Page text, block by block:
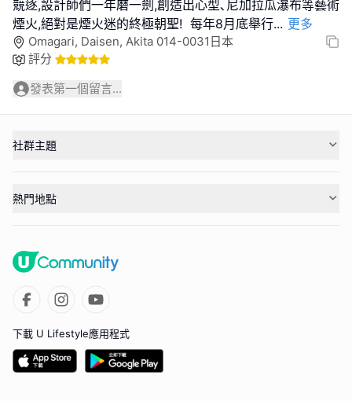
競逐,設計師們一年磨一劍,創造出心型､尼加拉瓜瀑布等藝術
煙火,絕對是煙火迷的終極朝聖! 每年8月底舉行... 更多
Omagari, Daisen, Akita 014-0031日本
評分
發表第一個留言...
社群主題
熱門地點
下載 U Lifestyle應用程式